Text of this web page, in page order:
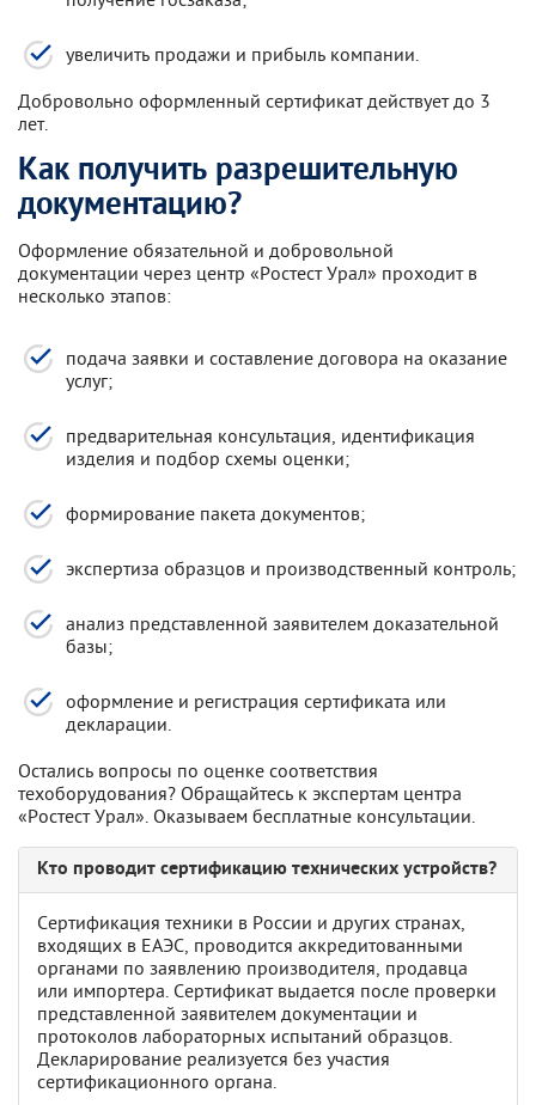
увеличить продажи и прибыль компании.
Добровольно оформленный сертификат действует до 3
лет.
Как получить разрешительную
документацию?
Оформление обязательной и добровольной
документации через центр «Ростест Урал» проходит в
несколько этапов:
подача заявки и составление договора на оказание
услуг;
предварительная консультация, идентификация
изделия и подбор схемы оценки;
формирование пакета документов;
экспертиза образцов и производственный контроль;
анализ представленной заявителем доказательной
базы;
оформление и регистрация сертификата или
декларации.
Остались вопросы по оценке соответствия
техоборудования? Обращайтесь к экспертам центра
«Ростест Урал». Оказываем бесплатные консультации.
Кто проводит сертификацию технических устройств?
Сертификация техники в России и других странах,
входящих в ЕАЭС, проводится аккредитованными
органами по заявлению производителя, продавца
или импортера. Сертификат выдается после проверки
представленной заявителем документации и
протоколов лабораторных испытаний образцов.
Декларирование реализуется без участия
сертификационного органа.